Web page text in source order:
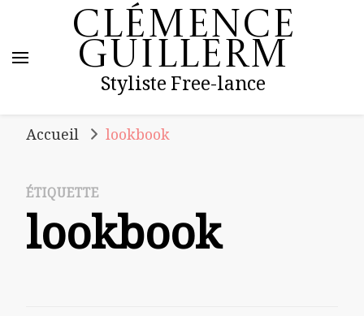
Clémence
Guillerm
Styliste Free-lance
Accueil lookbook
ÉTIQUETTE
lookbook